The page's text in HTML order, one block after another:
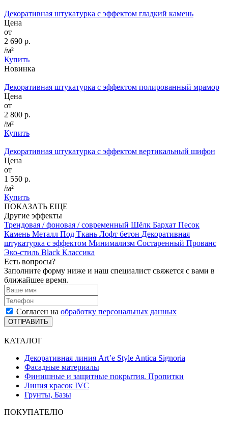
Декоративная штукатурка с эффектом гладкий камень
Цена
от
2 690 р.
/м²
Купить
Новинка
Декоративная штукатурка с эффектом полированный мрамор
Цена
от
2 800 р.
/м²
Купить
Декоративная штукатурка с эффектом вертикальный шифон
Цена
от
1 550 р.
/м²
Купить
ПОКАЗАТЬ ЕЩЕ
Другие эффекты
Трендовая / фоновая / современный Шёлк Бархат Песок
Камень Металл Под Ткань Лофт бетон Декоративная
штукатурка с эффектом Минимализм Состаренный Прованс
Эко-стиль Black Классика
Есть вопросы?
Заполните форму ниже и наш специалист свяжется с вами в
ближайшее время.
Согласен на обработку персональных данных
ОТПРАВИТЬ
КАТАЛОГ
Декоративная линия Art’e Style Antica Signoria
Фасадные материалы
Финишные и защитные покрытия. Пропитки
Линия красок IVC
Грунты, Базы
ПОКУПАТЕЛЮ